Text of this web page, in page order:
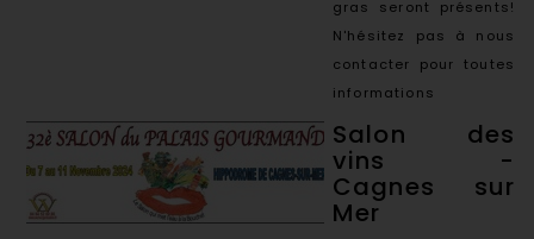
gras seront présents!
N'hésitez pas à nous
contacter pour toutes
informations
Salon des
vins -
Cagnes sur
Mer